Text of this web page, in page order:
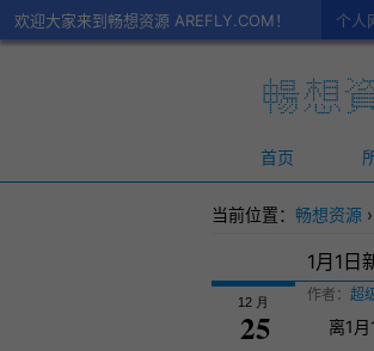
欢迎大家来到畅想资源 AREFLY.COM！ 个人
首页
当前位置： 畅想资源 ›
1月1日
12 月
25
作者： 超
离1